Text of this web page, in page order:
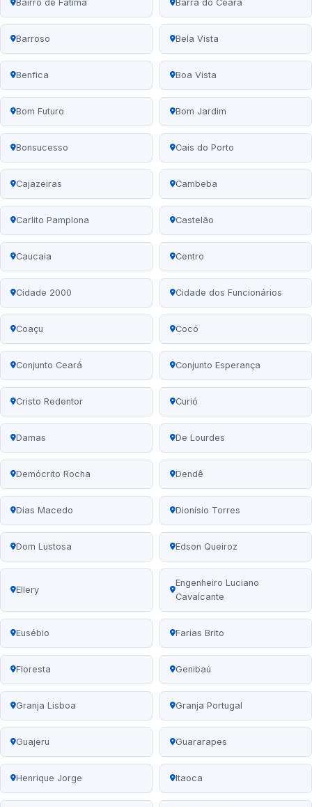
Bairro de Fátima Barra do Ceará
Barroso Bela Vista
Benfica Boa Vista
Bom Futuro Bom Jardim
Bonsucesso Cais do Porto
Cajazeiras Cambeba
Carlito Pamplona Castelão
Caucaia Centro
Cidade 2000 Cidade dos Funcionários
Coaçu Cocó
Conjunto Ceará Conjunto Esperança
Cristo Redentor Curió
Damas De Lourdes
Demócrito Rocha Dendê
Dias Macedo Dionísio Torres
Dom Lustosa Edson Queiroz
Ellery
Engenheiro Luciano
Cavalcante
Eusébio Farias Brito
Floresta Genibaú
Granja Lisboa Granja Portugal
Guajeru Guararapes
Henrique Jorge Itaoca